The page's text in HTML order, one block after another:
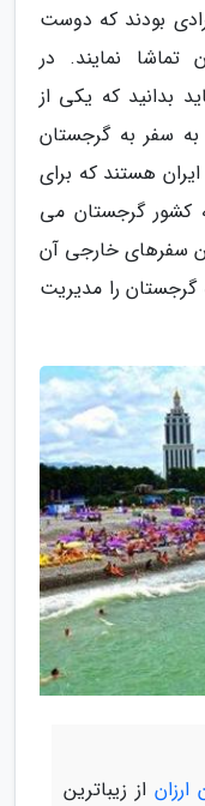
بودند که دوست
تماشا نمایند. در
بدانید که یکی از
سفر به گرجستان
ایران هستند که برای
کشور گرجستان می
سفرهای خارجی آن
گرجستان را مدیریت
از زیباترین